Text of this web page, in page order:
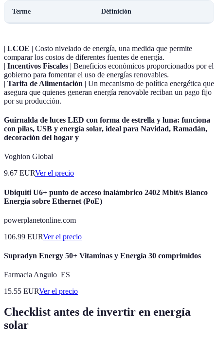
Terme Définición
| LCOE | Costo nivelado de energía, una medida que permite
comparar los costos de diferentes fuentes de energía.
| Incentivos Fiscales | Beneficios económicos proporcionados por el
gobierno para fomentar el uso de energías renovables.
| Tarifa de Alimentación | Un mecanismo de política energética que
asegura que quienes generan energía renovable reciban un pago fijo
por su producción.
Guirnalda de luces LED con forma de estrella y luna: funciona
con pilas, USB y energía solar, ideal para Navidad, Ramadán,
decoración del hogar y
Voghion Global
9.67 EURVer el precio
Ubiquiti U6+ punto de acceso inalámbrico 2402 Mbit/s Blanco
Energía sobre Ethernet (PoE)
powerplanetonline.com
106.99 EURVer el precio
Supradyn Energy 50+ Vitaminas y Energía 30 comprimidos
Farmacia Angulo_ES
15.55 EURVer el precio
Checklist antes de invertir en energía
solar